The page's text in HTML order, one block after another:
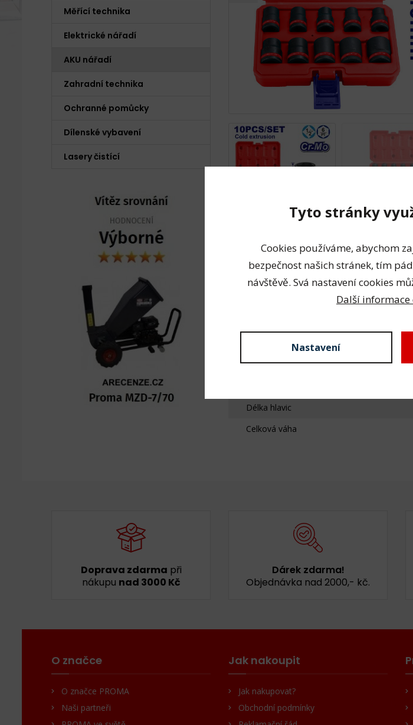
Měřící technika
Elektrické nářadí
AKU nářadí
Zahradní technika
Ochranné pomůcky
Dílenské vybavení
Lasery čistící
Popis produktu
Technická data
Vnitřní čtyřhran
Délka hlavic
Celková váha
Doprava zdarma při
nákupu nad 3000 Kč
Dárek zdarma!
Objednávka nad 2000,- kč.
O značce
O značce PROMA
Naši partneři
Jak nakoupit
Jak nakupovat?
Obchodní podmínky
Tyto stránky
Cookies používáme, abychom
bezpečnost našich stránek, tím
návštěvě. Svá nastavení cookies
Další informace
Nastavení